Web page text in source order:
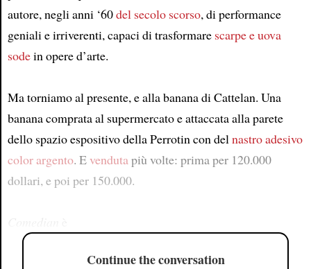
autore, negli anni ‘60del secolo scorso, di performance
geniali e irriverenti, capaci di trasformare scarpe e uova
sodein opere d’arte.
Ma torniamo al presente, e alla banana di Cattelan. Una
banana comprata al supermercato e attaccata alla parete
dello spazio espositivo della Perrotin con delnastro adesivo
color argento. Evendutapiù volte: prima per 120.000
dollari, e poi per 150.000.
Continue the conversation